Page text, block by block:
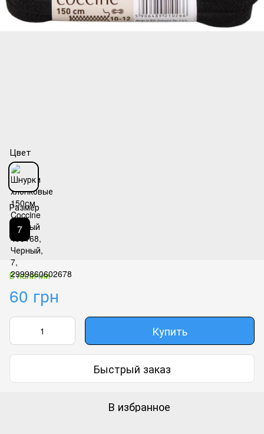
Цвет
Размер
7
В наличии
60 грн
Купить
Быстрый заказ
В избранное